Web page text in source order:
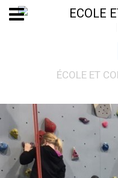
ÉCOLE ET